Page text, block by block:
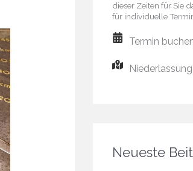
dieser Zeiten für Sie
für individuelle
Termin
Neueste